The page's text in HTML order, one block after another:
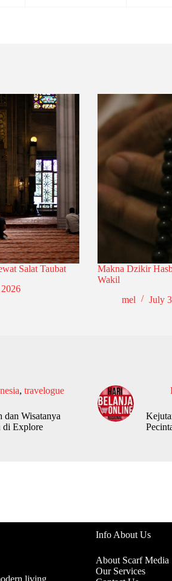
Salat Taubat
Makna Dzikir
Wakil
mel
July
, travelogue
dan Wisatanya
di Explore
living.
Info About Us
About Scarf Media
Our Services